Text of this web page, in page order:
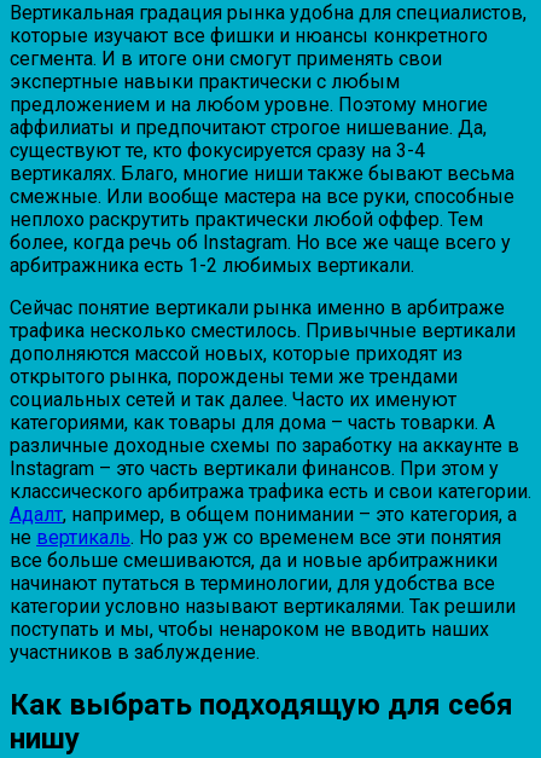
Вертикальная градация рынка удобна для специалистов,
которые изучают все фишки и нюансы конкретного
сегмента. И в итоге они смогут применять свои
экспертные навыки практически с любым
предложением и на любом уровне. Поэтому многие
аффилиаты и предпочитают строгое нишевание. Да,
существуют те, кто фокусируется сразу на 3-4
вертикалях. Благо, многие ниши также бывают весьма
смежные. Или вообще мастера на все руки, способные
неплохо раскрутить практически любой оффер. Тем
более, когда речь об Instagram. Но все же чаще всего у
арбитражника есть 1-2 любимых вертикали.
Сейчас понятие вертикали рынка именно в арбитраже
трафика несколько сместилось. Привычные вертикали
дополняются массой новых, которые приходят из
открытого рынка, порождены теми же трендами
социальных сетей и так далее. Часто их именуют
категориями, как товары для дома – часть товарки. А
различные доходные схемы по заработку на аккаунте в
Instagram – это часть вертикали финансов. При этом у
классического арбитража трафика есть и свои категории.
Адалт, например, в общем понимании – это категория, а
не вертикаль. Но раз уж со временем все эти понятия
все больше смешиваются, да и новые арбитражники
начинают путаться в терминологии, для удобства все
категории условно называют вертикалями. Так решили
поступать и мы, чтобы ненароком не вводить наших
участников в заблуждение.
Как выбрать подходящую для себя
нишу